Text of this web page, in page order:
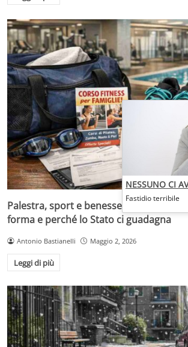
Palestra, sport e benessere: quanto
forma e perché lo Stato ci guadagna
Antonio Bastianelli Maggio 2, 2026
Leggi di più
NESSUNO CI
Fastidio terribile